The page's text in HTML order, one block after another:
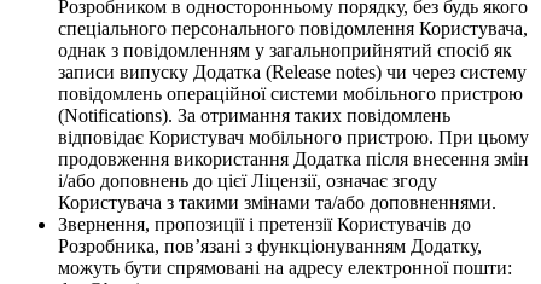
Розробником в односторонньому порядку, без будь якого
спеціального персонального повідомлення Користувача,
однак з повідомленням у загальноприйнятий спосіб як
записи випуску Додатка (Release notes) чи через систему
повідомлень операційної системи мобільного пристрою
(Notifications). За отримання таких повідомлень
відповідає Користувач мобільного пристрою. При цьому
продовження використання Додатка після внесення змін
і/або доповнень до цієї Ліцензії, означає згоду
Користувача з такими змінами та/або доповненнями.
Звернення, пропозиції і претензії Користувачів до
Розробника, пов’язані з функціонуванням Додатку,
можуть бути спрямовані на адресу електронної пошти: